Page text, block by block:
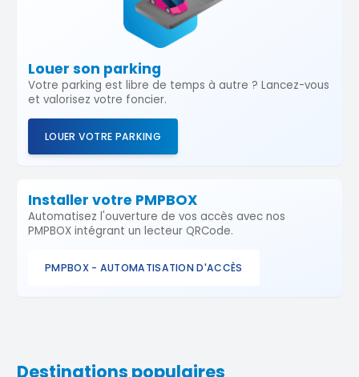
Louer son parking
Votre parking est libre de temps à autre ? Lancez-vous
et valorisez votre foncier.
LOUER VOTRE PARKING
Installer votre PMPBOX
Automatisez l'ouverture de vos accès avec nos
PMPBOX intégrant un lecteur QRCode.
PMPBOX - AUTOMATISATION D'ACCÈS
Destinations populaires